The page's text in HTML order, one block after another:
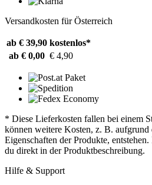
Versandkosten für Österreich
ab € 39,90 kostenlos*
ab € 0,00 € 4,90
* Diese Lieferkosten fallen bei einem
können weitere Kosten, z. B. aufgrund
Eigenschaften der Produkte,
du direkt in der Produktbeschreibung.
Hilfe & Support